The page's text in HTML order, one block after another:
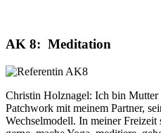
AK 8: Meditation
Christin Holznagel: Ich bin Mutter
Patchwork mit meinem Partner,
Wechselmodell. In meiner Freizeit